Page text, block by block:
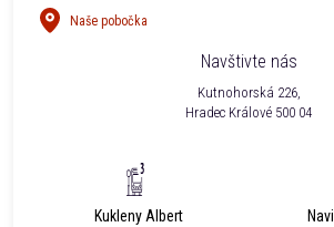
Naše pobočka
Navštivte nás
Kutnohorská 226,
Hradec Králové 500 04
Kukleny Albert